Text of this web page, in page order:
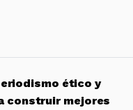
ético y
construir mejores